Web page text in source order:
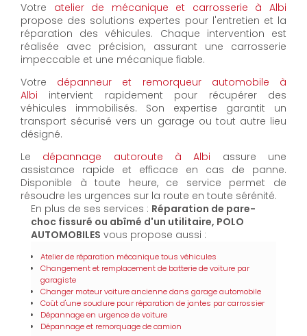
Votre atelier de mécanique et carrosserie à Albi
propose des solutions expertes pour l'entretien et la
réparation des véhicules. Chaque intervention est
réalisée avec précision, assurant une carrosserie
impeccable et une mécanique fiable.
Votre dépanneur et remorqueur automobile à
Albi intervient rapidement pour récupérer des
véhicules immobilisés. Son expertise garantit un
transport sécurisé vers un garage ou tout autre lieu
désigné.
Le dépannage autoroute à Albi assure une
assistance rapide et efficace en cas de panne.
Disponible à toute heure, ce service permet de
résoudre les urgences sur la route en toute sérénité.
En plus de ses services : Réparation de pare-
choc fissuré ou abîmé d'un utilitaire, POLO
AUTOMOBILES vous propose aussi :
Atelier de réparation mécanique tous véhicules
Changement et remplacement de batterie de voiture par
garagiste
Changer moteur voiture ancienne dans garage automobile
Coût d'une soudure pour réparation de jantes par carrossier
Dépannage en urgence de voiture
Dépannage et remorquage de camion